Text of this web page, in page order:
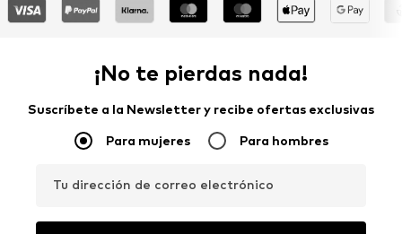
¡No te pierdas nada!
Suscríbete a la Newsletter y recibe ofertas exclusivas
Para mujeres Para hombres
Tu dirección de correo electrónico